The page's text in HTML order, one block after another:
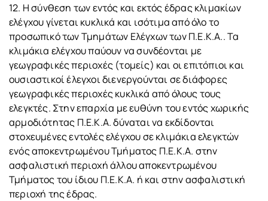
12. Η σύνθεση των εντός και εκτός έδρας κλιμακίων
ελέγχου γίνεται κυκλικά και ισότιμα από όλο το
προσωπικό των Τμημάτων Ελέγχων των Π.Ε.Κ.Α.. Τα
κλιμάκια ελέγχου παύουν να συνδέονται με
γεωγραφικές περιοχές (τομείς) και οι επιτόπιοι και
ουσιαστικοί έλεγχοι διενεργούνται σε διάφορες
γεωγραφικές περιοχές κυκλικά από όλους τους
ελεγκτές. Στην επαρχία με ευθύνη του εντός χωρικής
αρμοδιότητας Π.Ε.Κ.Α. δύναται να εκδίδονται
στοχευμένες εντολές ελέγχου σε κλιμάκια ελεγκτών
ενός αποκεντρωμένου Τμήματος Π.Ε.Κ.Α. στην
ασφαλιστική περιοχή άλλου αποκεντρωμένου
Τμήματος του ίδιου Π.Ε.Κ.Α. ή και στην ασφαλιστική
περιοχή της έδρας.